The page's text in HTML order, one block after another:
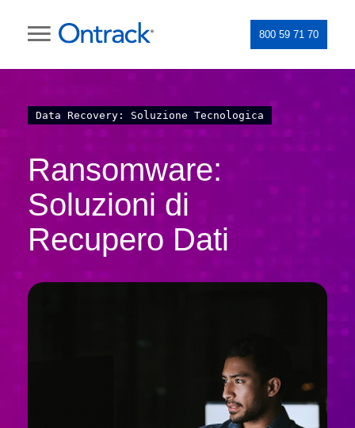
800 59 71 70
Data Recovery: Soluzione Tecnologica
Ransomware:
Soluzioni di
Recupero Dati